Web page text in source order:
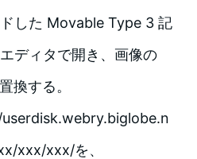
した Movable Type 3 記
ディタで開き、画像の
換する。
xxx/xxx/を、